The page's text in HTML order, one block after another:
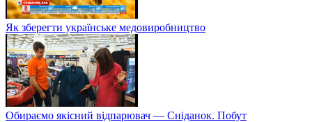
Як зберегти українське медовиробництво
Обираємо якісний відпарювач — Сніданок. Побут